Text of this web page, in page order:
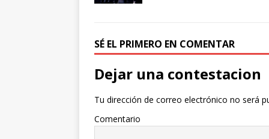
SÉ EL PRIMERO EN COMENTAR
Dejar una contestacion
Tu dirección de correo electrónico no será
Comentario